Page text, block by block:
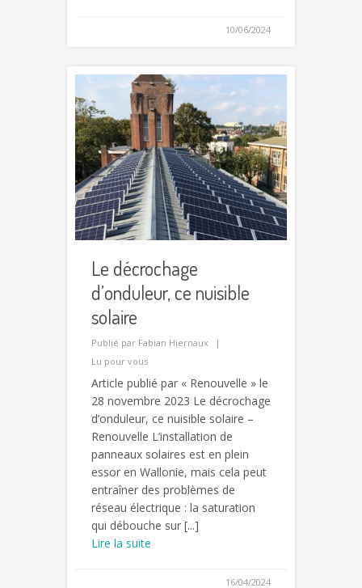
10/06/2024
Le décrochage
d’onduleur, ce nuisible
solaire
Publié par Fabian Hiernaux
Lu pour vous
Article publié par « Renouvelle » le
28 novembre 2023 Le décrochage
d’onduleur, ce nuisible solaire –
Renouvelle L’installation de
panneaux solaires est en plein
essor en Wallonie, mais cela peut
entraîner des problèmes de
réseau électrique : la saturation
qui débouche sur [...]
Lire la suite
16/04/2024